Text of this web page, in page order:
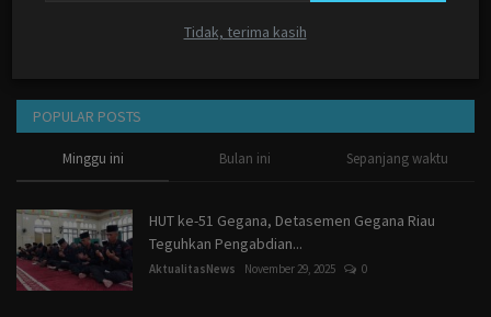
Tidak, terima kasih
POPULAR POSTS
Minggu ini Bulan ini Sepanjang waktu
HUT ke-51 Gegana, Detasemen Gegana Riau
Teguhkan Pengabdian...
AktualitasNews November 29, 2025 0